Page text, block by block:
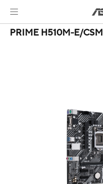
PRIME H510M-E/CSM